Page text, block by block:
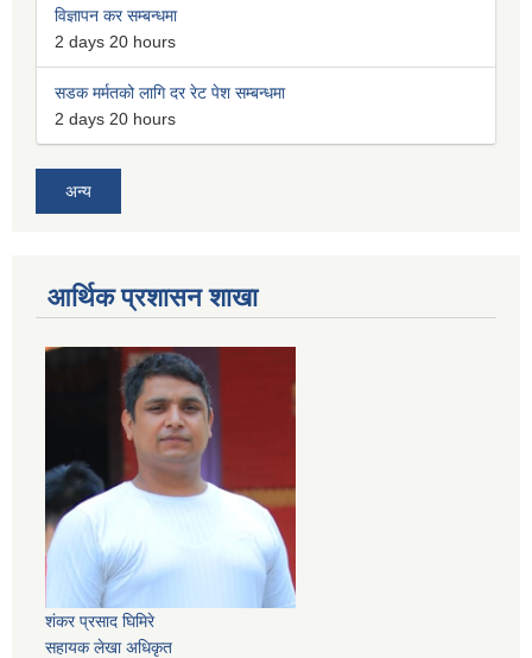
विज्ञापन कर सम्बन्धमा
2 days 20 hours
सडक मर्मतको लागि दर रेट पेश सम्बन्धमा
2 days 20 hours
अन्य
आर्थिक प्रशासन शाखा
शंकर प्रसाद घिमिरे
सहायक लेखा अधिकृत